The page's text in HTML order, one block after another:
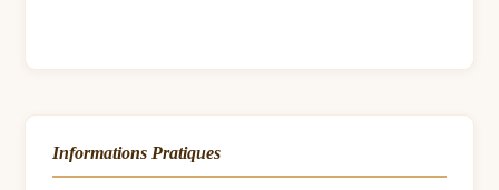
Informations Pratiques